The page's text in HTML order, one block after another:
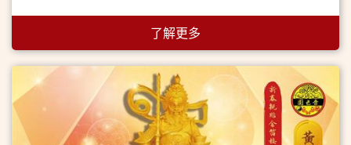
了解更多